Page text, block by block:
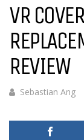
VR
REVIEW
Sebastian Ang